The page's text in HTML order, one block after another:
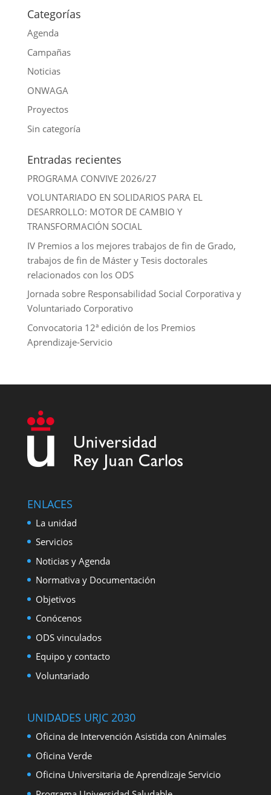
k
r
d
I
n
lCategorías
Agenda
Campañas
Noticias
ONWAGA
Proyectos
Sin categoría
Entradas recientes
PROGRAMA CONVIVE 2026/27
VOLUNTARIADO EN SOLIDARIOS PARA EL
DESARROLLO: MOTOR DE CAMBIO Y
TRANSFORMACIÓN SOCIAL
IV Premios a los mejores trabajos de fin de Grado,
trabajos de fin de Máster y Tesis doctorales
relacionados con los ODS
Jornada sobre Responsabilidad Social Corporativa y
Voluntariado Corporativo
Convocatoria 12ª edición de los Premios
Aprendizaje-Servicio
ENLACES
La unidad
Servicios
Noticias y Agenda
Normativa y Documentación
Objetivos
Conócenos
ODS vinculados
Equipo y contacto
Voluntariado
UNIDADES URJC 2030
Oficina de Intervención Asistida con Animales
Oficina Verde
Oficina Universitaria de Aprendizaje Servicio